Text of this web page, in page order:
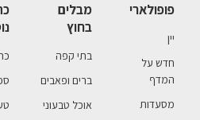
פופולארי
יין
חדש על
המדף
מסעדות
מבלים
בחוץ
בתי קפה
ברים ופאבים
אוכל טבעוני